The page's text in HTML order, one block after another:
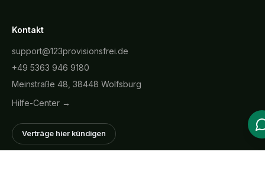
Kontakt
support@123provisionsfrei.de
+49 5363 946 9180
Meinstraße 48, 38448 Wolfsburg
Hilfe-Center →
Verträge hier kündigen